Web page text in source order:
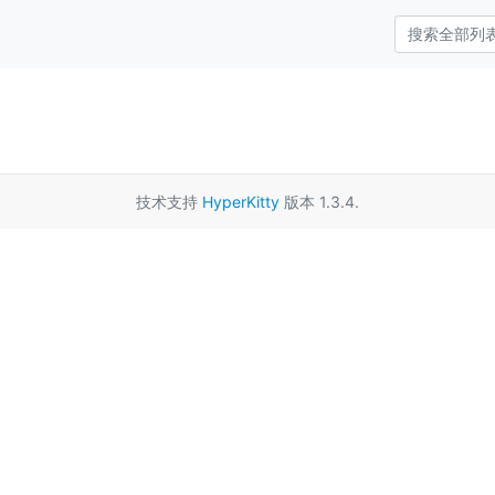
技术支持 HyperKitty 版本 1.3.4.